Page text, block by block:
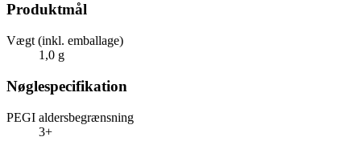
Produktmål
Vægt (inkl. emballage)
1,0 g
Nøglespecifikation
PEGI aldersbegrænsning
3+